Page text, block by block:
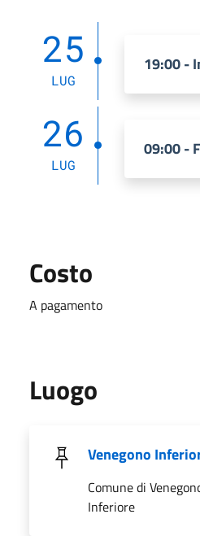
25
LUG
19:00 -
26
LUG
09:00 -
Costo
A pagamento
Luogo
Venegono
Comune di
Inferiore